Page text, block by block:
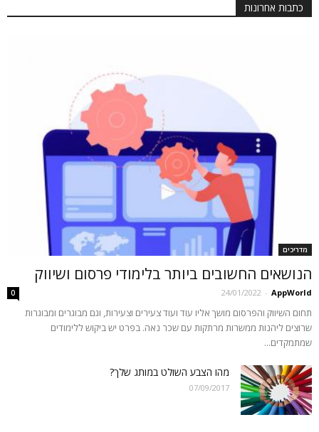
כתבות אחרונות
מדריכים
הנושאים החשובים ביותר בלימודי פרסום ושיווק
AppWorld
-
24/01/2022
0
תחום השיווק והפרסום מושך אליו עוד ועוד צעירים וצעירות, וגם מבוגרים ומבוגרות
שרוצים ליהנות ממשרות מרתקות עם שכר נאה. בפרט יש ביקוש ללימודים
שמתמקדים...
מהו הצבע השולט במותג שלך?
07/09/2017